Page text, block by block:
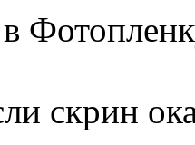
скрин